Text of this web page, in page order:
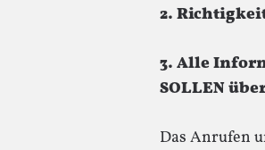
2.
3. Alle
SOLLEN
Das Anrufen